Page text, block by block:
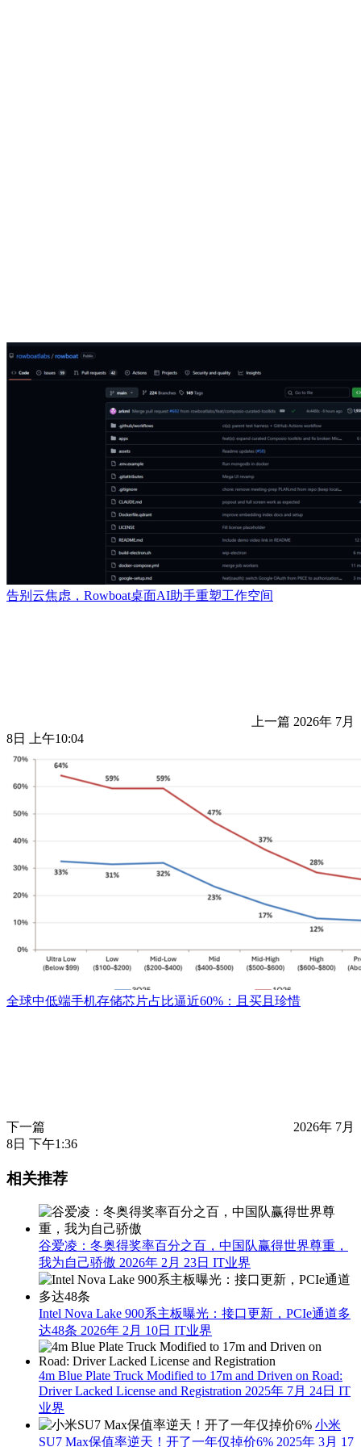
告别云焦虑，Rowboat桌面AI助手重塑工作空间
上一篇 2026年 7月
8日 上午10:04
全球中低端手机存储芯片占比逼近60%：且买且珍惜
下一篇
2026年 7月
8日 下午1:36
相关推荐
谷爱凌：冬奥得奖率百分之百，中国队赢得世界尊重，
我为自己骄傲 2026年 2月 23日 IT业界
Intel Nova Lake 900系主板曝光：接口更新，PCIe通道多
达48条 2026年 2月 10日 IT业界
4m Blue Plate Truck Modified to 17m and Driven on Road:
Driver Lacked License and Registration 2025年 7月 24日 IT
业界
小米
SU7 Max保值率逆天！开了一年仅掉价6% 2025年 3月 17